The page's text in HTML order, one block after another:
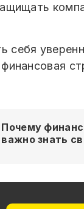
себя
Почему
важно знать